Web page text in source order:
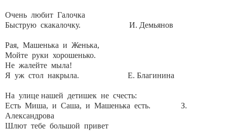
Очень любит Галочка
Быструю скакалочку. И. Демьянов
Рая, Машенька и Женька,
Мойте руки хорошенько.
Не жалейте мыла!
Я уж стол накрыла. Е. Благинина
На улице нашей детишек не счесть:
Есть Миша, и Саша, и Машенька есть. З.
Александрова
Шлют тебе большой привет